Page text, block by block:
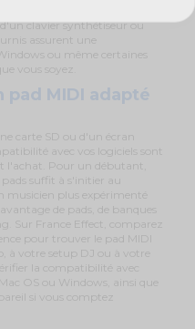
clavier synthétiseur ou
assurent une
ou même certaines
vous soyez.
MIDI adapté
carte SD ou d'un écran
avec vos logiciels sont
l'achat. Pour un débutant,
suffit à s'initier au
musicien plus expérimenté
de pads, de banques
Sur France Effect, comparez
pour trouver le pad MIDI
à votre setup DJ ou à votre
la compatibilité avec
OS ou Windows, ainsi que
si vous comptez